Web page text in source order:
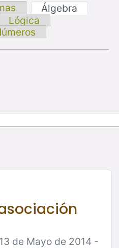
Álgebra
Lógica
de Mayo de 2014 -